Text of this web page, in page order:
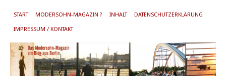
START MODERSOHN-MAGAZIN ? INHALT DATENSCHUTZERKLÄRUNG
IMPRESSUM / KONTAKT